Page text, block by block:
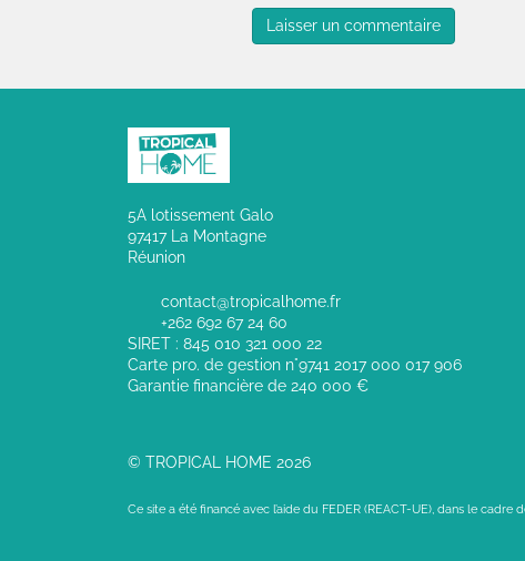
5A lotissement Galo
97417 La Montagne
Réunion
contact@tropicalhome.fr
+262 692 67 24 60
SIRET : 845 010 321 000 22
Carte pro. de gestion n°9741 2017 000 017 906
Garantie financière de 240 000 €
© TROPICAL HOME 2026
Ce site a été financé avec l’aide du FEDER (REACT-UE), dans le cadre